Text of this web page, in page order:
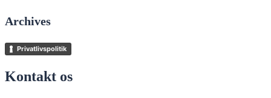
Archives
Privatlivspolitik
Kontakt os